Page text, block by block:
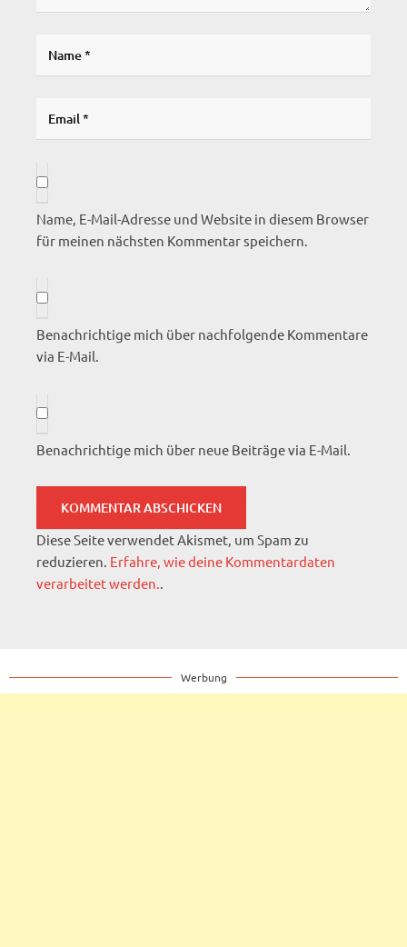
Name, E-Mail-Adresse und Website in diesem Browser
für meinen nächsten Kommentar speichern.
Benachrichtige mich über nachfolgende Kommentare
via E-Mail.
Benachrichtige mich über neue Beiträge via E-Mail.
Diese Seite verwendet Akismet, um Spam zu
reduzieren. Erfahre, wie deine Kommentardaten
verarbeitet werden..
Werbung